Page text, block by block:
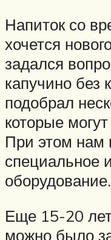
Напиток со
хочется
задался
капучино
подобрал
которые
При этом нам
специальное
оборудование.
Еще 15-20 лет
можно было